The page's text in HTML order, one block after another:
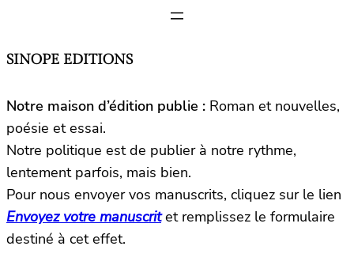
SINOPE EDITIONS
Notre maison d’édition publie : Roman et nouvelles,
poésie et essai.
Notre politique est de publier à notre rythme,
lentement parfois, mais bien.
Pour nous envoyer vos manuscrits, cliquez sur le lien
Envoyez votre manuscrit et remplissez le formulaire
destiné à cet effet.